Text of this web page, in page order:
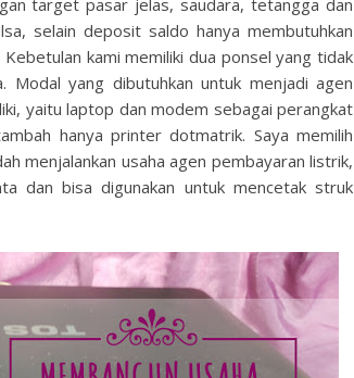
target pasar jelas, saudara, tetangga dan
selain deposit saldo hanya membutuhkan
kami memiliki dua ponsel yang tidak
Modal yang dibutuhkan untuk menjadi agen
yaitu laptop dan modem sebagai perangkat
hanya printer dotmatrik. Saya memilih
menjalankan usaha agen pembayaran listrik,
dan bisa digunakan untuk mencetak struk